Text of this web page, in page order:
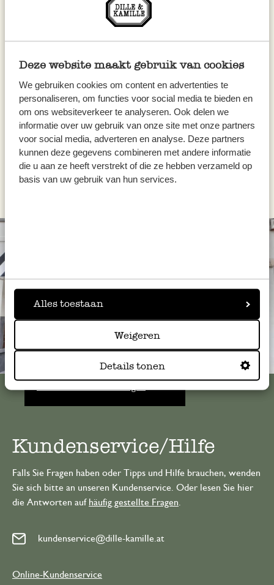
Deze website maakt gebruik van cookies
We gebruiken cookies om content en advertenties te
personaliseren, om functies voor social media te bieden en
om ons websiteverkeer te analyseren. Ook delen we
informatie over uw gebruik van onze site met onze partners
voor social media, adverteren en analyse. Deze partners
kunnen deze gegevens combineren met andere informatie
die u aan ze heeft verstrekt of die ze hebben verzameld op
basis van uw gebruik van hun services.
Alles toestaan
Weigeren
Details tonen
cm, 10 Stück
inkl. MwSt zzgl. Versandkosten
Immer in der Nähe
Kundenservice/Hilfe
Falls Sie Fragen haben oder Tipps und Hilfe brauchen, wenden
Sie sich bitte an unseren Kundenservice. Oder lesen Sie hier
die Antworten auf häufig gestellte Fragen
kundenservice@dille-kamille.at
Online-Kundenservice